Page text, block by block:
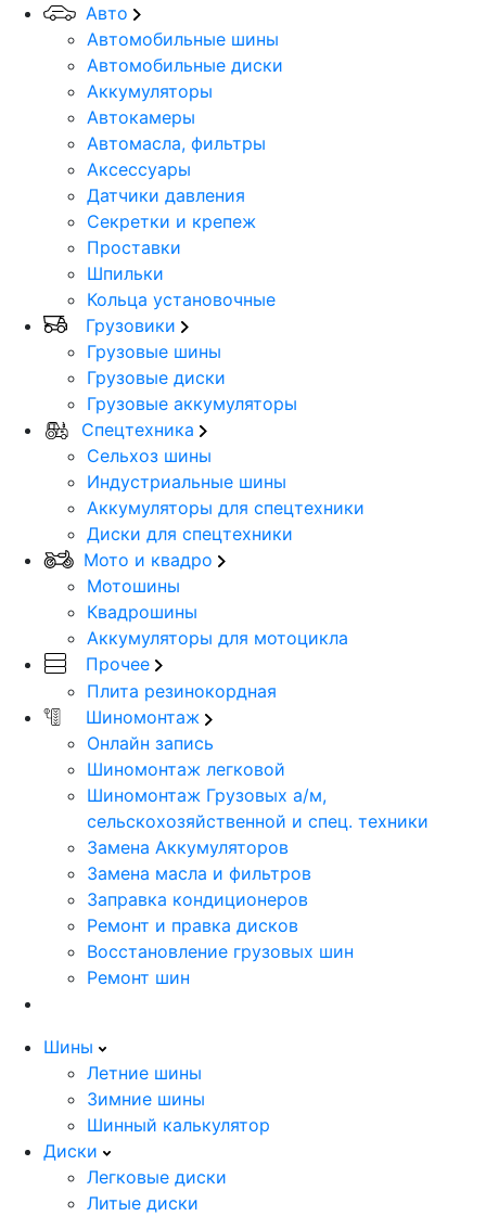
Авто
Автомобильные шины
Автомобильные диски
Аккумуляторы
Автокамеры
Автомасла, фильтры
Аксессуары
Датчики давления
Секретки и крепеж
Проставки
Шпильки
Кольца установочные
Грузовики
Грузовые шины
Грузовые диски
Грузовые аккумуляторы
Спецтехника
Сельхоз шины
Индустриальные шины
Аккумуляторы для спецтехники
Диски для спецтехники
Мото и квадро
Мотошины
Квадрошины
Аккумуляторы для мотоцикла
Прочее
Плита резинокордная
Шиномонтаж
Онлайн запись
Шиномонтаж легковой
Шиномонтаж Грузовых а/м,
сельскохозяйственной и спец. техники
Замена Аккумуляторов
Замена масла и фильтров
Заправка кондиционеров
Ремонт и правка дисков
Восстановление грузовых шин
Ремонт шин
Шины
Летние шины
Зимние шины
Шинный калькулятор
Диски
Легковые диски
Литые диски